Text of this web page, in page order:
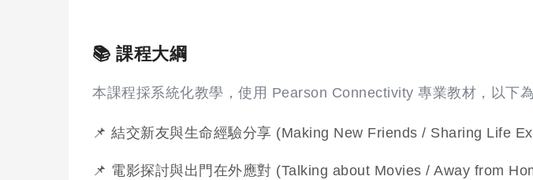
📚 課程大綱
本課程採系統化教學，使用 Pearson Connectivity 專業教材，以下
📌 結交新友與生命經驗分享 (Making New Friends / Sharing Life
📌 電影探討與出門在外應對 (Talking about Movies / Away from